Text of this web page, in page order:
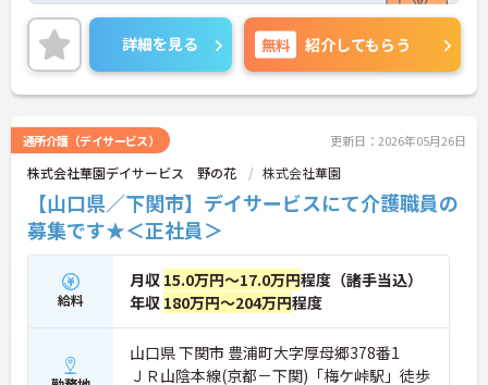
ります！
マイカー通勤可能＆最寄り駅より徒歩5程度と、通
勤も非常に便利です♪
ご興味のある方には面接対策ポイントなど、詳細を
お話させて頂きますので、お気軽にお問い合わせ下
詳細を見る 無料 紹介してもらう
通所介護（デイサービス） 更新日：2026年05月26日
株式会社華園デイサービス 野の花 株式会社華園
【山口県／下関市】デイサービスにて介護職員の
募集です★＜正社員＞
給料
月収 15.0万円～17.0万円程度（諸手当込）
年収 180万円～204万円程度
山口県 下関市 豊浦町大字厚母郷378番1
ＪＲ山陰本線(京都－下関)「梅ケ峠駅」徒歩